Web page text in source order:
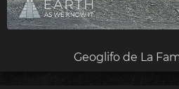
Geoglifo de La